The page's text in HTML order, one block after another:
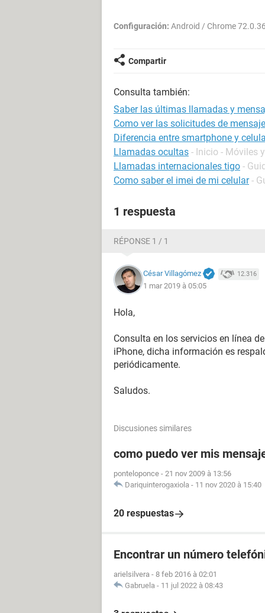
Configuración: Android / Chrome
Compartir
Consulta también:
Saber las últimas llamadas y
Como ver las solicitudes de
Diferencia entre smartphone y
Llamadas ocultas - Inicio - Móviles
Llamadas internacionales tigo -
Como saber el imei de mi celular -
1 respuesta
RÉPONSE 1 / 1
César Villagómez 12.316
1 mar 2019 à 05:05
Hola,
Consulta en los servicios en línea
iPhone, dicha información es
periódicamente.
Saludos.
Discusiones similares
como puedo ver mis
ponteloponce - 21 nov 2009 à 13:56
Dariquinterogaxiola - 11 nov 2020 à 15:40
20 respuestas
Encontrar un número
arielsilvera - 8 feb 2016 à 02:01
Gabruela - 11 jul 2022 à 08:43